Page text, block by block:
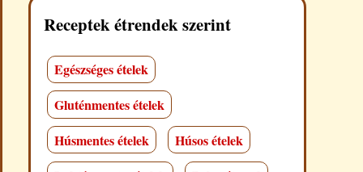
Receptek étrendek szerint
Egészséges ételek
Gluténmentes ételek
Húsmentes ételek
Húsos ételek